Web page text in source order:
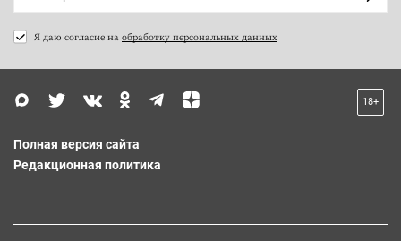
Я даю согласие на обработку персональных данных
18+
Полная версия сайта
Редакционная политика